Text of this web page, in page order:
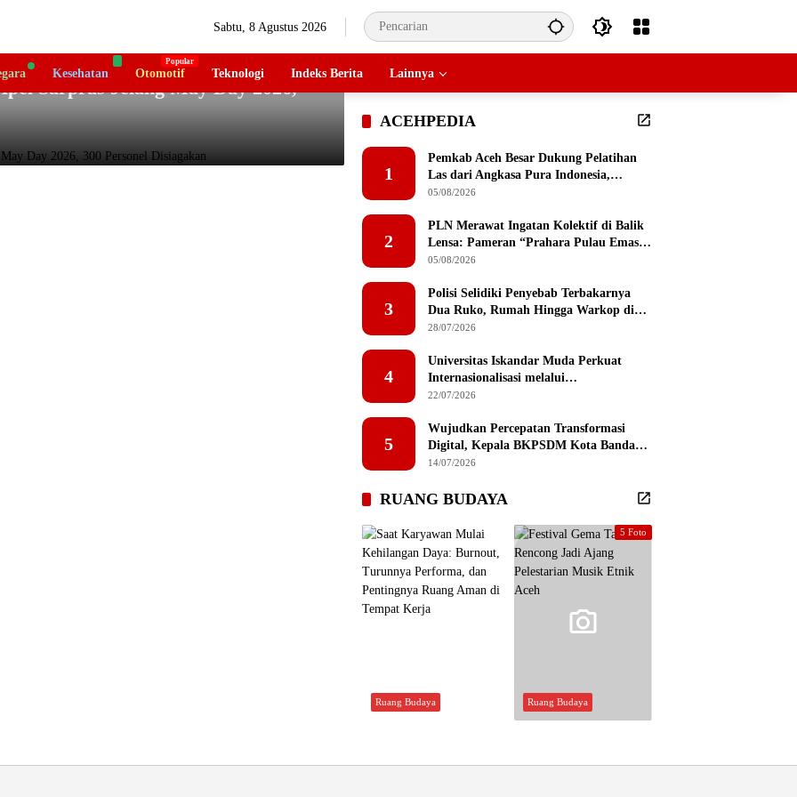
Sabtu, 8 Agustus 2026
Kesehatan Otomotif Teknologi Indeks Berita Lainnya
Sarpras Jelang May Day 2026,
ACEHPEDIA
1
Pemkab Aceh Besar Dukung Pelatihan
Las dari Angkasa Pura Indonesia,
Peserta Dapat Mesin Las Gratis Usai
05/08/2026
2
PLN Merawat Ingatan Kolektif di Balik
Lensa: Pameran “Prahara Pulau Emas”
Singgah di Serambi Mekkah
05/08/2026
3
Polisi Selidiki Penyebab Terbakarnya
Dua Ruko, Rumah Hingga Warkop di
Lamteumen Timur Banda Aceh
28/07/2026
4
Universitas Iskandar Muda Perkuat
Internasionalisasi melalui
Penandatanganan MoU dengan
Selatan
22/07/2026
5
Wujudkan Percepatan Transformasi
Digital, Kepala BKPSDM Kota Banda
Aceh Ajak ASN Manfaatkan Lemari
14/07/2026
RUANG BUDAYA
Ruang Budaya
5 Foto
Ruang Budaya